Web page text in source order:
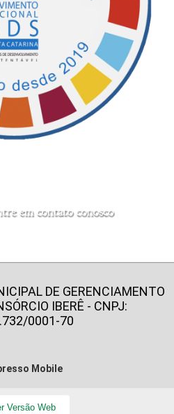
DE GERENCIAMENTO
IBERÊ - CNPJ:
0001-70
Mobile
Versão Web